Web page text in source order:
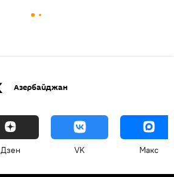
Азербайджан
Дзен VK Макс